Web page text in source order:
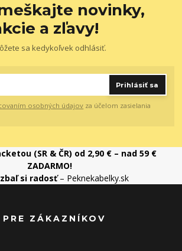
novinky,
a zľavy!
sa kedykoľvek odhlásiť.
Prihlásiť sa
osobných údajov za účelom zasielania
(SR & ČR) od 2,90 € – nad 59 €
ZADARMO!
si radosť– Peknekabelky.sk
ZÁKAZNÍKOV